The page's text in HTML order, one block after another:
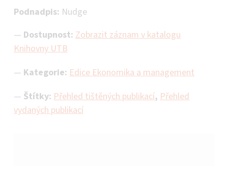
Podnadpis: Nudge
— Dostupnost: Zobrazit záznam v katalogu
Knihovny UTB
Kategorie: Edice Ekonomika a management
Štítky: Přehled tištěných publikací, Přehled
vydaných publikací